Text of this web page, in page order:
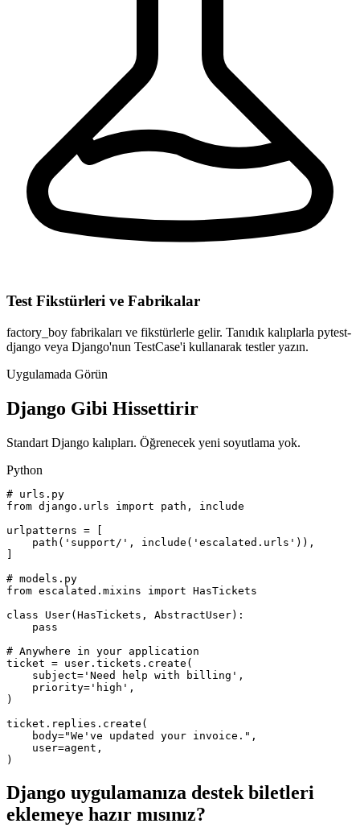
Test Fikstürleri ve Fabrikalar
factory_boy fabrikaları ve fikstürlerle gelir. Tanıdık kalıplarla pytest-
django veya Django'nun TestCase'i kullanarak testler yazın.
Uygulamada Görün
Django Gibi Hissettirir
Standart Django kalıpları. Öğrenecek yeni soyutlama yok.
Python
# urls.py
from django.urls import
path, include
urlpatterns =
path( 'support/' , include( 'escalated.urls' )),
# models.py
from escalated.mixins import HasTickets
class
User(HasTickets, AbstractUser):
pass
# Anywhere in your application
ticket = user.tickets.create(
subject= 'Need help with billing' ,
priority= 'high' ,
)
ticket.replies.create(
body="We've updated your invoice." ,
user=agent,
)
Django uygulamanıza destek biletleri
eklemeye hazır mısınız?